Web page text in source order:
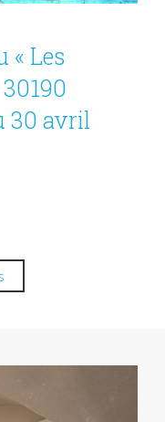
« Les
30 avril